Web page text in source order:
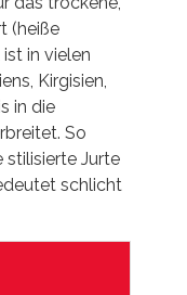
(heiße
in vielen
Kirgisien,
in die
So
stilisierte Jurte
schlicht